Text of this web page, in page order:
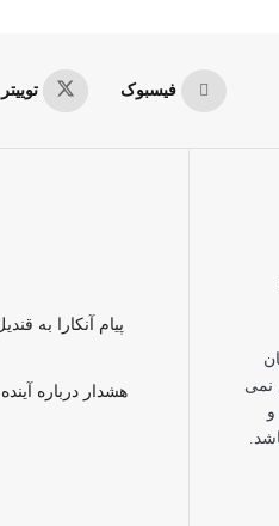
فیسبوک توییتر
نمی
و
پیام آنکارا به
هشدار درباره